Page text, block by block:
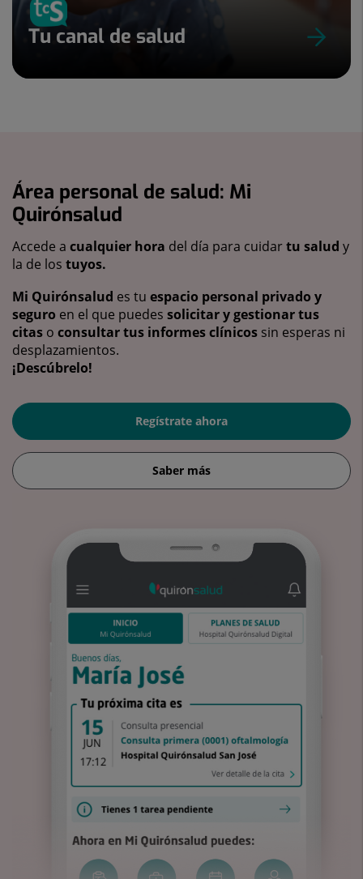
Tu canal de salud
Área personal de salud: Mi
Quirónsalud
Accede a cualquier hora del día para cuidartu salud y
la de los tuyos.
Mi Quirónsalud es tu espacio personal privado y
seguro en el que puedes solicitar y gestionar tus
citas o consultar tus informes clínicos sin esperas ni
desplazamientos.
¡Descúbrelo!
Regístrate ahora
Saber más